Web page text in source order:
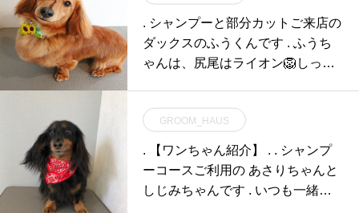
. シャンプーと部分カットご来店の
ダックスのふうくんです . ふうち
ゃんは、尻尾はライオン🦁しっぽ
GROOM_HAUS
. 【ワンちゃん紹介】 . . シャンプ
ーコースご利用の あさりちゃんと
しじみちゃんです︎ . いつも一緒な2